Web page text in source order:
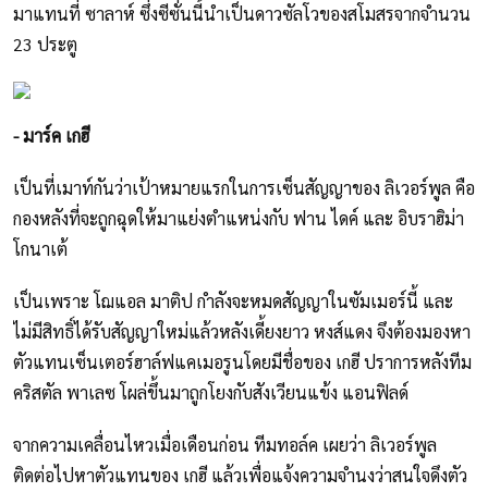
มาแทนที่ ซาลาห์ ซึ่งซีซั่นนี้นำเป็นดาวซัลโวของสโมสรจากจำนวน
23 ประตู
- มาร์ค เกฮี
เป็นที่เมาท์กันว่าเป้าหมายแรกในการเซ็นสัญญาของ ลิเวอร์พูล คือ
กองหลังที่จะถูกฉุดให้มาแย่งตำแหน่งกับ ฟาน ไดค์ และ อิบราฮิม่า
โกนาเต้
เป็นเพราะ โฌแอล มาติป กำลังจะหมดสัญญาในซัมเมอร์นี้ และ
ไม่มีสิทธิ์ได้รับสัญญาใหม่แล้วหลังเดี้ยงยาว หงส์แดง จึงต้องมองหา
ตัวแทนเซ็นเตอร์ฮาล์ฟแคเมอรูนโดยมีชื่อของ เกฮี ปราการหลังทีม
คริสตัล พาเลซ โผล่ขึ้นมาถูกโยงกับสังเวียนแข้ง แอนฟิลด์
จากความเคลื่อนไหวเมื่อเดือนก่อน ทีมทอล์ค เผยว่า ลิเวอร์พูล
ติดต่อไปหาตัวแทนของ เกฮี แล้วเพื่อแจ้งความจำนงว่าสนใจดึงตัว